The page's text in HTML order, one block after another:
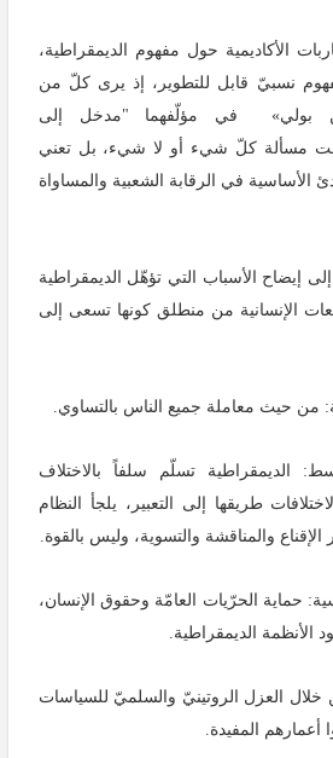
الأكاديمية حول مفهوم الديمقراطية،
نسبيّ قابل للتطوير، إذ يرى كلّ من
بولي» في مؤلّفهما "مدخل إلى
مسألة كلّ شيء أو لا شيء، بل تعني
الأساسية في الرقابة الشعبية والمساواة
إيضاح الأسباب التي تؤهّل الديمقراطية
الإنسانية من منطلق كونها تسعى إلى
الديمقراطية تسلّم سلفاً بالاختلاف
طريقها إلى التعبير، يلجأ النظام
والمناقشة والتسوية، وليس بالقوة.
حماية الحرّيات العامّة وحقوق الإنسان،
الديمقراطية.
خلال العزل الروتينيّ والسلميّ للسياسات
أعمارهم المفيدة.